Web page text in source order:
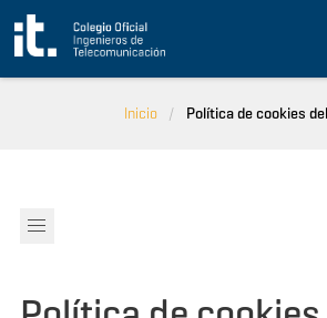
Pasar al contenido principal
Inicio Política de cookies